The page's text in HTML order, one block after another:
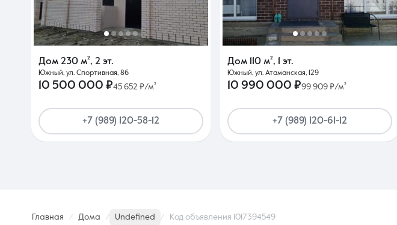
Дом 230 м², 2 эт.
Южный, ул. Спортивная, 86
10 500 000 ₽45 652 ₽/м²
+7 (989) 120-58-12
Дом 110 м², 1 эт.
Южный, ул. Атаманская, 129
10 990 000 ₽99 909 ₽/м²
+7 (989) 120-61-12
Главная Дома Undefined Код объявления 1017394549